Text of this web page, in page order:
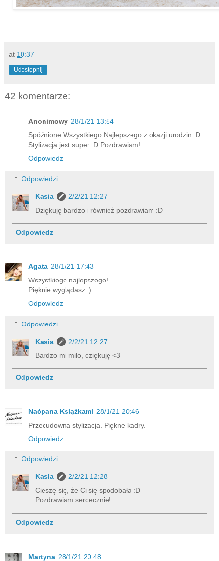
at 10:37
Udostępnij
42 komentarze:
Anonimowy 28/1/21 13:54
Spóźnione Wszystkiego Najlepszego z okazji urodzin :D
Stylizacja jest super :D Pozdrawiam!
Odpowiedz
Odpowiedzi
Kasia
2/2/21 12:27
Dziękuję bardzo i również pozdrawiam :D
Odpowiedz
Agata 28/1/21 17:43
Wszystkiego najlepszego!
Pięknie wyglądasz :)
Odpowiedz
Odpowiedzi
Kasia
2/2/21 12:27
Bardzo mi miło, dziękuję <3
Odpowiedz
Naćpana Książkami 28/1/21 20:46
Przecudowna stylizacja. Piękne kadry.
Odpowiedz
Odpowiedzi
Kasia
2/2/21 12:28
Cieszę się, że Ci się spodobała :D
Pozdrawiam serdecznie!
Odpowiedz
Martyna 28/1/21 20:48